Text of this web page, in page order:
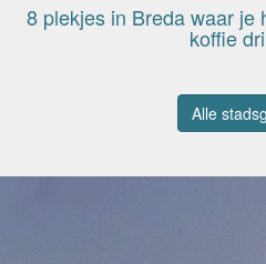
8 plekjes in Breda waar je
koffie
Alle